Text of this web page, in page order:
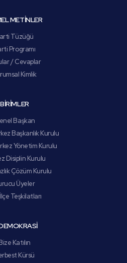
METİNLER
Tüzüğü
Programı
/ Cevaplar
Kimlik
BİRİMLER
Başkan
Başkanlık Kurulu
Yönetim Kurulu
Disiplin Kurulu
Çözüm Kurulu
Üyeler
Teşkilatları
Katılın
Kürsü